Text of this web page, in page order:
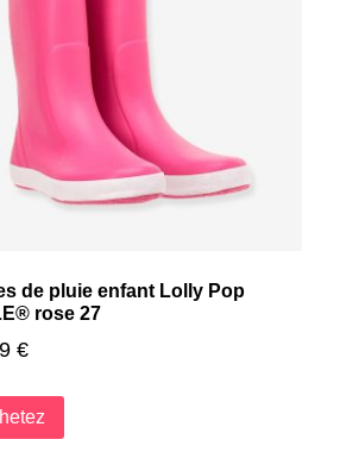
de pluie enfant Lolly Pop
rose 27
€